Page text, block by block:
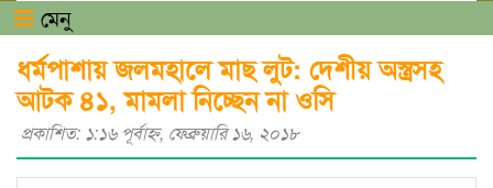
মেনু
ধর্মপাশায় জলমহালে মাছ লুট: দেশীয় অস্ত্রসহ
আটক ৪১, মামলা নিচ্ছেন না ওসি
প্রকাশিত: ১:১৬ পূর্বাহ্ণ, ফেব্রুয়ারি ১৬, ২০১৮